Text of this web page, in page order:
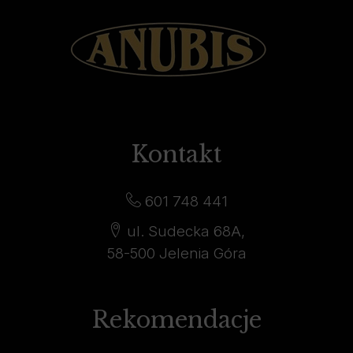
Kontakt
601 748 441
ul. Sudecka 68A,
58-500 Jelenia Góra
Rekomendacje